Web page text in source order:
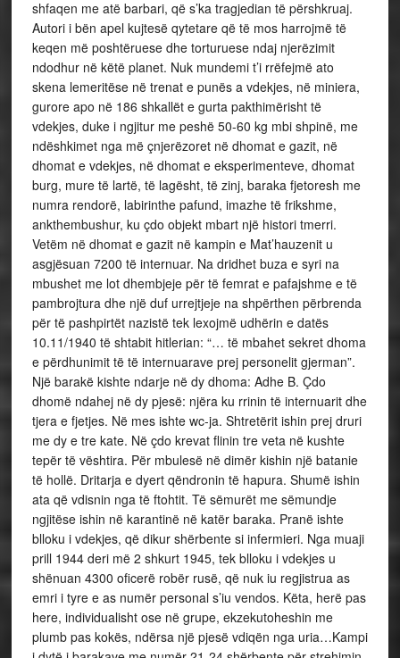
shfaqen me atë barbari, që s’ka tragjedian të përshkruaj.
Autori i bën apel kujtesë qytetare që të mos harrojmë të
keqen më poshtëruese dhe torturuese ndaj njerëzimit
ndodhur në këtë planet. Nuk mundemi t’i rrëfejmë ato
skena lemeritëse në trenat e punës a vdekjes, në miniera,
gurore apo në 186 shkallët e gurta pakthimërisht të
vdekjes, duke i ngjitur me peshë 50-60 kg mbi shpinë, me
ndëshkimet nga më çnjerëzoret në dhomat e gazit, në
dhomat e vdekjes, në dhomat e eksperimenteve, dhomat
burg, mure të lartë, të lagësht, të zinj, baraka fjetoresh me
numra rendorë, labirinthe pafund, imazhe të frikshme,
ankthembushur, ku çdo objekt mbart një histori tmerri.
Vetëm në dhomat e gazit në kampin e Mat’hauzenit u
asgjësuan 7200 të internuar. Na dridhet buza e syri na
mbushet me lot dhembjeje për të femrat e pafajshme e të
pambrojtura dhe një duf urrejtjeje na shpërthen përbrenda
për të pashpirtët nazistë tek lexojmë udhërin e datës
10.11/1940 të shtabit hitlerian: “… të mbahet sekret dhoma
e përdhunimit të të internuarave prej personelit gjerman”.
Një barakë kishte ndarje në dy dhoma: Adhe B. Çdo
dhomë ndahej në dy pjesë: njëra ku rrinin të internuarit dhe
tjera e fjetjes. Në mes ishte wc-ja. Shtretërit ishin prej druri
me dy e tre kate. Në çdo krevat flinin tre veta në kushte
tepër të vështira. Për mbulesë në dimër kishin një batanie
të hollë. Dritarja e dyert qëndronin të hapura. Shumë ishin
ata që vdisnin nga të ftohtit. Të sëmurët me sëmundje
ngjitëse ishin në karantinë në katër baraka. Pranë ishte
blloku i vdekjes, që dikur shërbente si infermieri. Nga muaji
prill 1944 deri më 2 shkurt 1945, tek blloku i vdekjes u
shënuan 4300 oficerë robër rusë, që nuk iu regjistrua as
emri i tyre e as numër personal s’iu vendos. Këta, herë pas
here, individualisht ose në grupe, ekzekutoheshin me
plumb pas kokës, ndërsa një pjesë vdiqën nga uria…Kampi